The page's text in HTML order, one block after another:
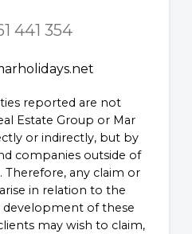
441 354
reported are not
Estate Group or Mar
or indirectly, but by
companies outside of
Therefore, any claim or
in relation to the
development of these
may wish to claim,